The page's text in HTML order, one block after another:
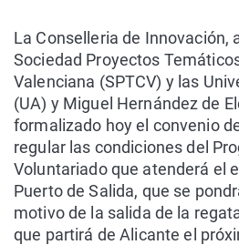
La Conselleria de Innovación,
Sociedad Proyectos
Valenciana (SPTCV) y las
(UA) y Miguel Hernández de
formalizado hoy el convenio
regular las condiciones del
Voluntariado que atenderá el
Puerto de Salida, que se
motivo de la salida de la
que partirá de Alicante el